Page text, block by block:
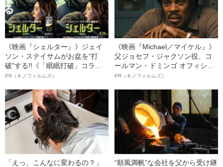
《映画『シェルター』》ジェイ
ソン・ステイサムがお盆を“打
破”する!!《「眠眠打破」コラ
ボ》
PR（キノフィルムズ）
《映画『Michael／マイケル』》
父ジョセフ・ジャクソン役、コ
ールマン・ドミンゴ オフィシャ
ルインタビュー“観客を魅了した
語る”《日本興収70億円突破》
PR（キノフィルムズ）
「えっ、こんなに変わるの？」
“順風満帆”な会社を父から受け継